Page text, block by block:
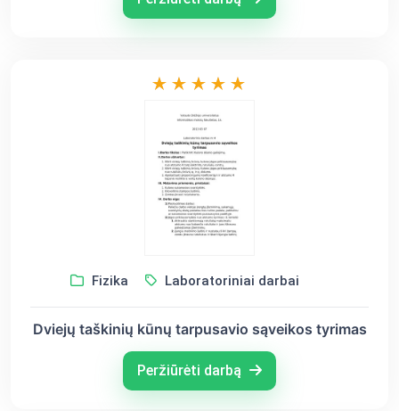
Fizika Laboratoriniai darbai
Dviejų taškinių kūnų tarpusavio sąveikos tyrimas
Peržiūrėti darbą